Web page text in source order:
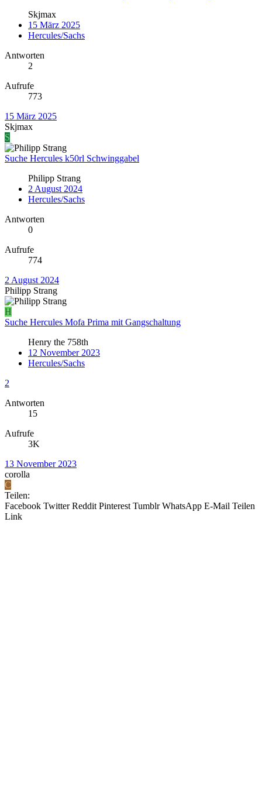
Skjmax
15 März 2025
Hercules/Sachs
Antworten
2
Aufrufe
773
15 März 2025
Skjmax
S
Suche Hercules k50rl Schwinggabel
Philipp Strang
2 August 2024
Hercules/Sachs
Antworten
0
Aufrufe
774
2 August 2024
Philipp Strang
H
Suche Hercules Mofa Prima mit Gangschaltung
Henry the 758th
12 November 2023
Hercules/Sachs
2
Antworten
15
Aufrufe
3K
13 November 2023
corolla
C
Teilen:
Facebook Twitter Reddit Pinterest Tumblr WhatsApp E-Mail Teilen
Link